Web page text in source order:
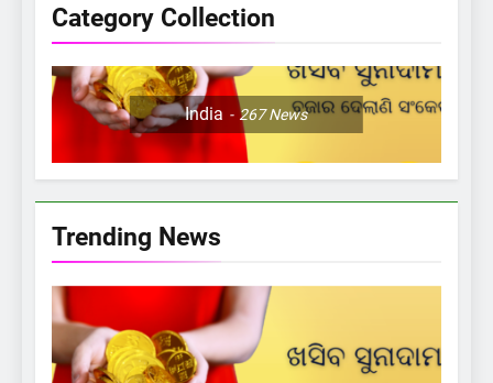
Category Collection
India 267News
Trending News